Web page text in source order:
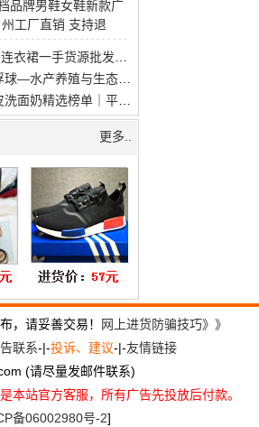
品牌男鞋女鞋新款广
州工厂直销 支持退
更多..
，请妥善交易！
网上进货防骗技巧》》
联系-|-投诉、建议-|-友情链接
(请尽量发邮件联系)
站官方客服，所有广告先投放后付款。
备06002980号-2]